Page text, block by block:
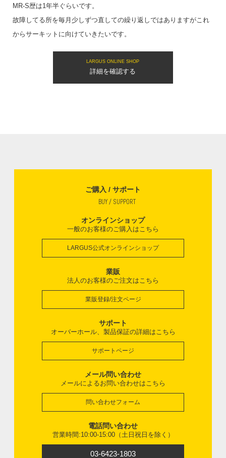
MR-S歴は1年半ぐらいです。
故障してる所を毎月少しずつ直しての繰り返しではありますがこれ
からサーキットに向けていきたいです。
LARGUS ONLINE SHOP
詳細を確認する
ご購入 / サポート
BUY / SUPPORT
オンラインショップ
一般のお客様のご購入はこちら
LARGUS公式オンラインショップ
業販
法人のお客様のご注文はこちら
業販登録/注文ページ
サポート
オーバーホール、製品保証の詳細はこちら
サポートページ
メール問い合わせ
メールによるお問い合わせはこちら
問い合わせフォーム
電話問い合わせ
営業時間:10:00-15:00（土日祝日を除く）
03-6423-1803